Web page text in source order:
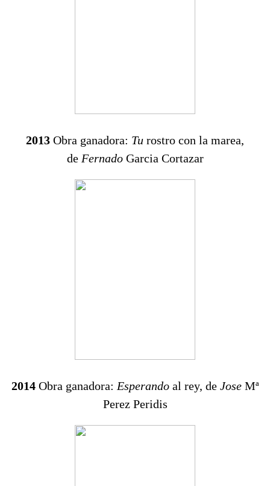
2013 Obra ganadora: Tu rostro con la marea,
de FernadoGarcia Cortazar
2014 Obra ganadora: Esperandoal rey, de JoseMª
Perez Peridis